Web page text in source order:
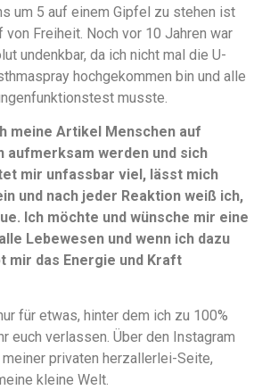
um 5 auf einem Gipfel zu stehen ist
Freiheit. Noch vor 10 Jahren war
undenkbar, da ich nicht mal die U-
hochgekommen bin und alle
musste.
meine Artikel Menschen auf
aufmerksam werden und sich
mir unfassbar viel, lässt mich
und nach jeder Reaktion weiß ich,
Ich möchte und wünsche mir eine
Lebewesen und wenn ich dazu
mir das Energie und Kraft
für etwas, hinter dem ich zu 100%
euch verlassen. Über den Instagram
privaten herzallerlei-Seite,
kleine Welt.